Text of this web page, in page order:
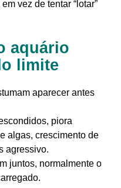
vez de tentar “lotar”
aquário
limite
aparecer antes
piora
algas, crescimento de
agressivo.
juntos, normalmente o